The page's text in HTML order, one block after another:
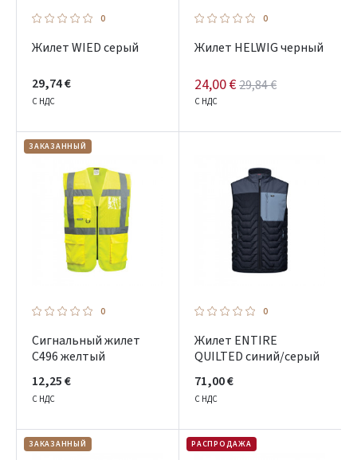
0
Жилет WIED серый
29,74 €
С НДС
0
Жилет HELWIG черный
24,00 €29,84 €
С НДС
ЗАКАЗАННЫЙ
0
Сигнальный жилет
C496 желтый
12,25 €
С НДС
0
Жилет ENTIRE
QUILTED синий/серый
71,00 €
С НДС
ЗАКАЗАННЫЙ РАСПРОДАЖА
Dar neturite paskyros? Registruokites